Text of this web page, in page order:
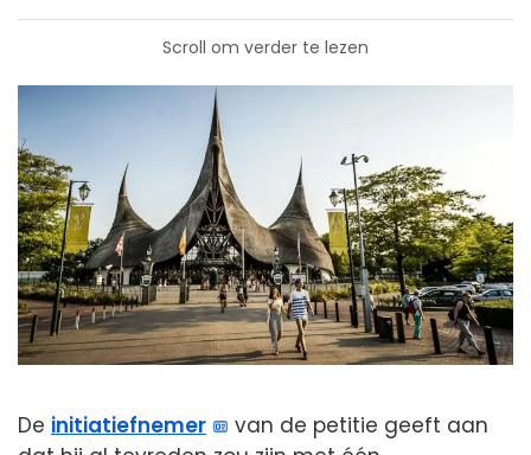
Scroll om verder te lezen
De initiatiefnemer
van de petitie geeft aan